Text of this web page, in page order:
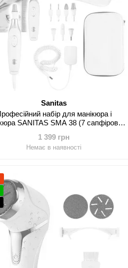
Sanitas
набір для манікюра і
SANITAS SMA 38 (7 сапфірових
1 399 грн
Немає в наявності